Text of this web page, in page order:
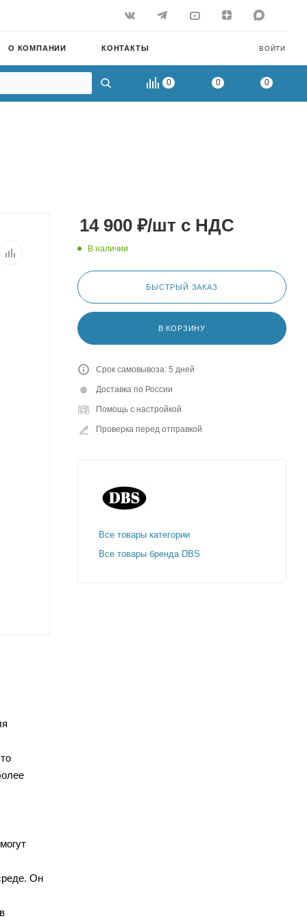
ВОЙТИ
О КОМПАНИИ КОНТАКТЫ
0 0 0
Он
14 900 ₽/шт с НДС
В наличии
БЫСТРЫЙ ЗАКАЗ
В КОРЗИНУ
Срок самовывоза: 5 дней
Доставка по России
Помощь с настройкой
Проверка перед отправкой
Все товары категории
Все товары бренда DBS